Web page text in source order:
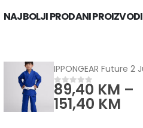
NAJBOLJI PRODANI PROIZVODI
0od 5
89,40 KM –
151,40 KM